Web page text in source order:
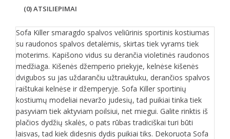
(0) ATSILIEPIMAI
Sofa Killer smaragdo spalvos veliūrinis sportinis kostiumas
su raudonos spalvos detalėmis, skirtas tiek vyrams tiek
moterims. Kapišono vidus su derančia violetinės raudonos
medžiaga. Kišenės džemperio priekyje, kelnėse kišenės
dvigubos su jas uždarančiu užtrauktuku, derančios spalvos
raištukai kelnėse ir džemperyje. Sofa Killer sportinių
kostiumų modeliai nevaržo judesių, tad puikiai tinka tiek
pasyviam tiek aktyviam poilsiui, net miegui. Galite rinktis iš
plačios dydžių skalės, o pats rūbas tradiciškai turi būti
laisvas, tad kiek didesnis dydis puikiai tiks. Dekoruota Sofa